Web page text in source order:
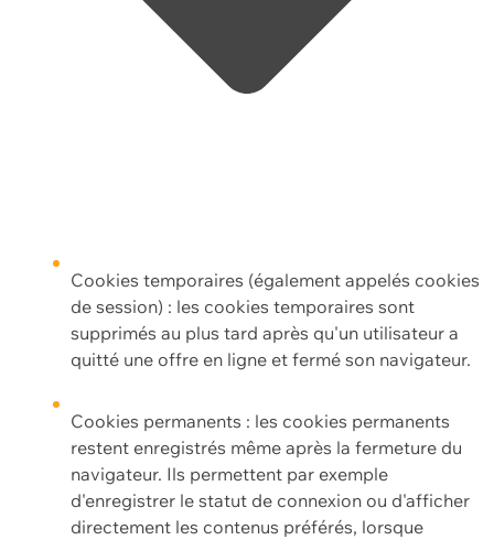
Cookies temporaires (également appelés cookies
de session) : les cookies temporaires sont
supprimés au plus tard après qu'un utilisateur a
quitté une offre en ligne et fermé son navigateur.
Cookies permanents : les cookies permanents
restent enregistrés même après la fermeture du
navigateur. Ils permettent par exemple
d'enregistrer le statut de connexion ou d'afficher
directement les contenus préférés, lorsque